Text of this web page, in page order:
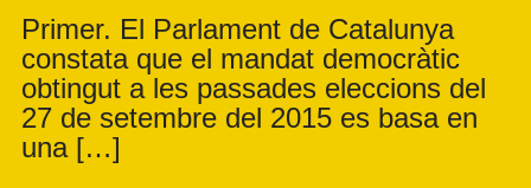
Primer. El Parlament de Catalunya
constata que el mandat democràtic
obtingut a les passades eleccions del
27 de setembre del 2015 es basa en
una […]